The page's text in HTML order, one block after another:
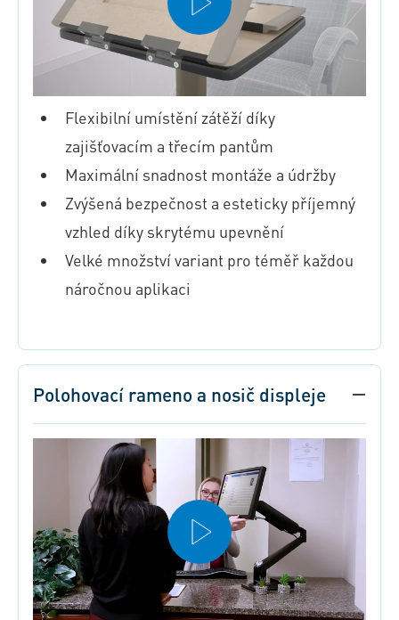
Flexibilní umístění zátěží díky
zajišťovacím a třecím pantům
Maximální snadnost montáže a údržby
Zvýšená bezpečnost a esteticky příjemný
vzhled díky skrytému upevnění
Velké množství variant pro téměř každou
náročnou aplikaci
Polohovací rameno a nosič displeje